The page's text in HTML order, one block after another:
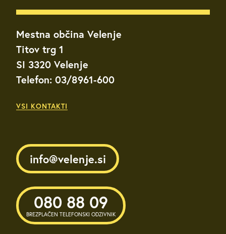
Mestna občina Velenje
Titov trg 1
SI 3320 Velenje
Telefon: 03/8961-600
VSI KONTAKTI
info@velenje.si
080 88 09
BREZPLAČEN TELEFONSKI ODZIVNIK